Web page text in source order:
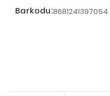
Barkodu:8681241397054